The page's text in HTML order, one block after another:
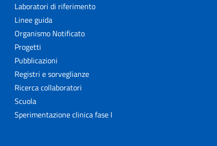
Laboratori di riferimento
Linee guida
Organismo Notificato
Progetti
Pubblicazioni
Registri e sorveglianze
Ricerca collaboratori
Scuola
Sperimentazione clinica fase I